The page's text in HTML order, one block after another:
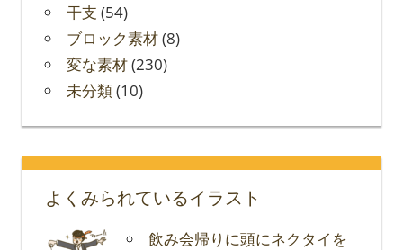
干支 (54)
ブロック素材(8)
変な素材(230)
未分類(10)
よくみられているイラスト
飲み会帰りに頭にネクタイを